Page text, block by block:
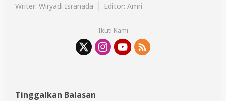
Writer: Wiryadi Isranada
Editor: Amri
Ikuti Kami
Tinggalkan Balasan